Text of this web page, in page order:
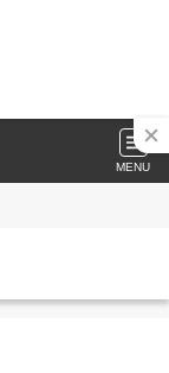
MENU